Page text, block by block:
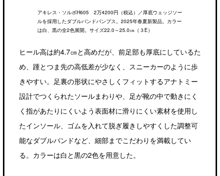
アキレス・ソルボH605 2万4200円（税込）／厚底ウェッジソー
ルを採用したダブルバンドパンプス。2025年春夏新製品。カラー
は白、黒の全2色展開。サイズ22.0～25.0㎝（３E）
ヒール高は約4.7㎝と高めだが、前足部も厚底にしているた
め、踵とつま先の高低差が少なく、スニーカーのように歩
きやすい。足裏の形状にやさしくフィットするアナトミー
設計でつくられたソールまわりや、足が靴の中で動きにく
く指があたりにくいよう表面材に滑りにくい素材を使用し
たインソール、ゴムを入れて脱ぎ履きしやすくした調整可
能なダブルバンドなど、細部までこだわりを満載してい
る。カラーは白と黒の2色を用意した。